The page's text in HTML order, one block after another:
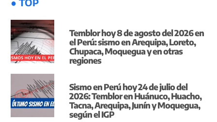
Temblor hoy 8 de agosto del 2026 en
el Perú: sismo en Arequipa, Loreto,
Chupaca, Moquegua y en otras
regiones
Sismo en Perú hoy 24 de julio del
2026: Temblor en Huánuco, Huacho,
Tacna, Arequipa, Junín y Moquegua,
según el IGP